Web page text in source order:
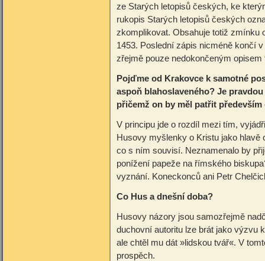
ze Starých letopisů českých, ke
rukopis Starých letopisů českých
zkomplikovat. Obsahuje totiž zmínku
1453. Poslední zápis nicméně končí
zřejmě pouze nedokončeným
Pojďme od Krakovce k samotné
aspoň blahoslaveného? Je
přičemž on by měl patřit
V principu jde o rozdíl mezi tím,
Husovy myšlenky o Kristu jako
co s ním souvisí. Neznamenalo by
ponížení papeže na římského
vyznání. Koneckonců ani Petr
Co Hus a dnešní doba?
Husovy názory jsou samozřejmě
duchovní autoritu lze brát jako výzvu
ale chtěl mu dát »lidskou tvář«. V
prospěch.